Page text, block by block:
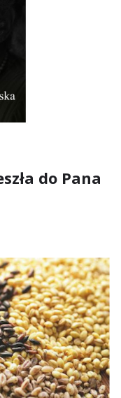
do Pana